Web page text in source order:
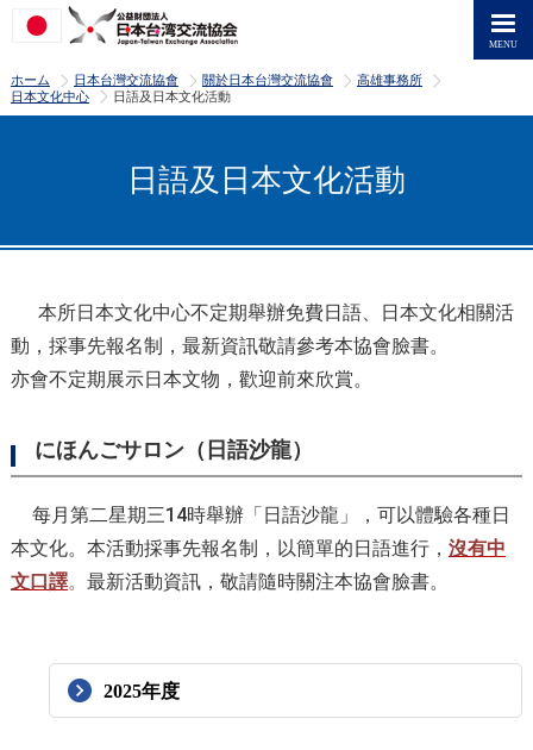
ホーム >
日本台灣交流協會 >
關於日本台灣交流協會 >
高雄事務所
日本文化中心
>
日語及日本文化活動
日語及日本文化活動
本所日本文化中心不定期舉辦免費日語、日本文化相關活
動，採事先報名制，最新資訊敬請參考本協會臉書。
亦會不定期展示日本文物，歡迎前來欣賞。
にほんごサロン（日語沙龍）
每月第二星期三14時舉辦「日語沙龍」，可以體驗各種日
本文化。本活動採事先報名制，以簡單的日語進行， 沒有中
文口譯。 最新活動資訊，敬請隨時關注本協會臉書。
2025年度